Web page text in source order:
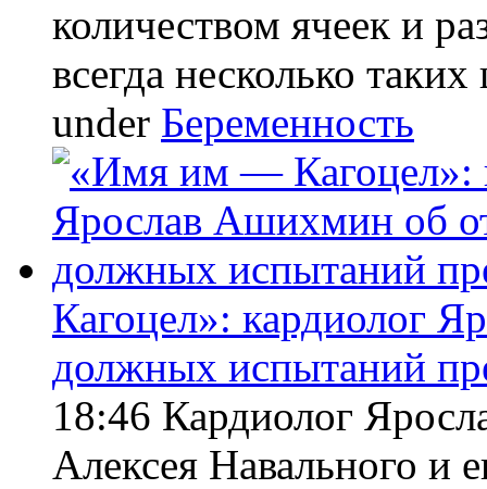
количеством ячеек и
всегда несколько
under Беременность
Кагоцел»: кардиолог
должных испытаний
18:46 Кардиолог
Алексея Навального и